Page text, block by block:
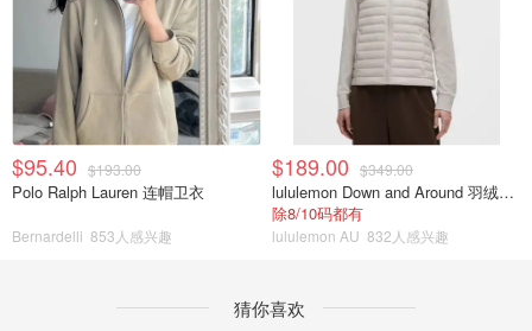
$95.40 $193.00
Polo Ralph Lauren 连帽卫衣
Bernardelli 853人感兴趣
$189.00 $349.00
lululemon Down and Around 羽绒夹克
除8/10码都有
lululemon AU 832人感兴趣
猜你喜欢